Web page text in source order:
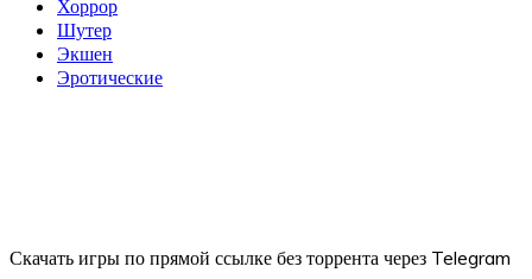
Хоррор
Шутер
Экшен
Эротические
Скачать игры по прямой ссылке без торрента через Telegram